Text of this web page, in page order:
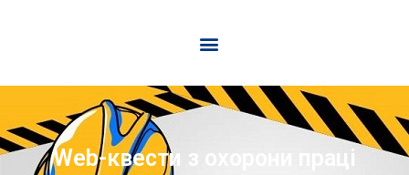
Web-квести з охорони праці